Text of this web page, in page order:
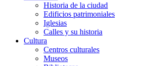
Historia de la ciudad
Edificios patrimoniales
Iglesias
Calles y su historia
Cultura
Centros culturales
Museos